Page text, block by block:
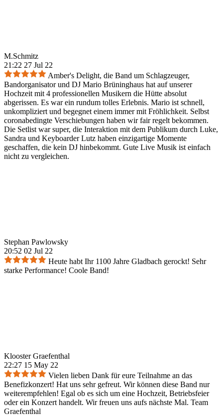
M.Schmitz
21:22 27 Jul 22
Amber's Delight, die Band um Schlagzeuger,
Bandorganisator und DJ Mario Brüninghaus hat auf unserer
Hochzeit mit 4 professionellen Musikern die Hütte absolut
abgerissen. Es war ein rundum tolles Erlebnis. Mario ist schnell,
unkompliziert und begegnet einem immer mit Fröhlichkeit. Selbst
coronabedingte Verschiebungen haben wir fair regelt bekommen.
Die Setlist war super, die Interaktion mit dem Publikum durch Luke,
Sandra und Keyboarder Lutz haben einzigartige Momente
geschaffen, die kein DJ hinbekommt. Gute Live Musik ist einfach
nicht zu vergleichen.
Stephan Pawlowsky
20:52 02 Jul 22
Heute habt Ihr 1100 Jahre Gladbach gerockt! Sehr
starke Performance! Coole Band!
Klooster Graefenthal
22:27 15 May 22
Vielen lieben Dank für eure Teilnahme an das
Benefizkonzert! Hat uns sehr gefreut. Wir können diese Band nur
weiterempfehlen! Egal ob es sich um eine Hochzeit, Betriebsfeier
oder ein Konzert handelt. Wir freuen uns aufs nächste Mal. Team
Graefenthal